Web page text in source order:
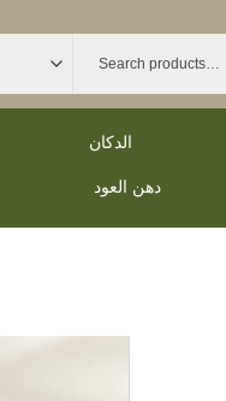
الدكان
دهن العود